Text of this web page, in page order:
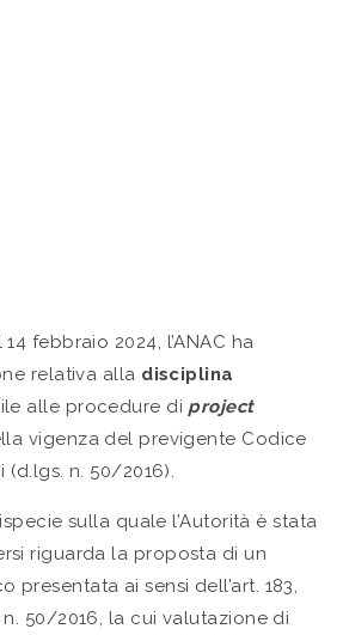
febbraio 2024, l’ANAC ha
relativa alla disciplina
alle procedure di project
vigenza del previgente Codice
n. 50/2016).
sulla quale l’Autorità è stata
riguarda la proposta di un
presentata ai sensi dell’art. 183,
n. 50/2016, la cui valutazione di